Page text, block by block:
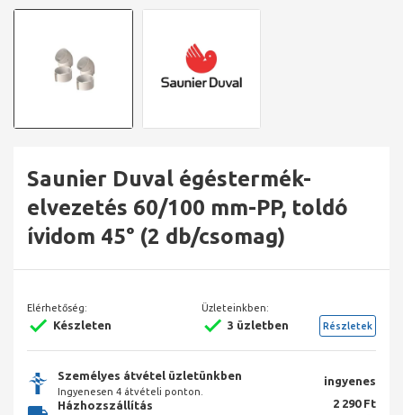
Saunier Duval égéstermék-
elvezetés 60/100 mm-PP, toldó
ívidom 45° (2 db/csomag)
Elérhetőség:
Készleten
Üzleteinkben:
3 üzletben Részletek
Személyes átvétel üzletünkben
Ingyenesen 4 átvételi ponton.
ingyenes
Házhozszállítás
2 290 Ft